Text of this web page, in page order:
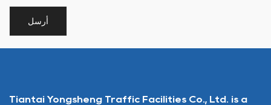
Tiantai Yongsheng Traffic Facilities Co., Ltd. is a